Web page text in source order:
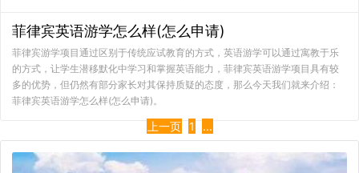
菲律宾英语游学怎么样(怎么申请)
菲律宾游学项目通过区别于传统应试教育的方式，英语游学可以通过寓教于乐
的方式，让学生潜移默化中学习和掌握英语能力，菲律宾英语游学项目具有较
多的优势，但仍然有部分家长对其保持质疑的态度，那么今天我们就来介绍：
菲律宾英语游学怎么样(怎么申请)。
上一页 1 ...